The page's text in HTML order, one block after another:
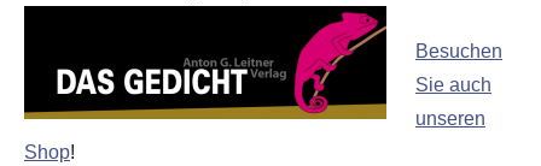
Besuchen
Sie auch
unseren
Shop!